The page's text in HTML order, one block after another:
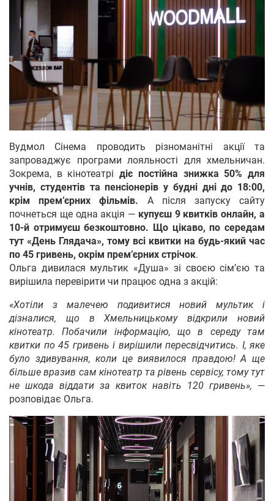
Вудмол Сінема проводить різноманітні акції та
запроваджує програми лояльності для хмельничан.
Зокрема, в кінотеатрідіє постійна знижка 50% для
учнів, студентів та пенсіонерів у будні дні до 18:00,
крім прем’єрних фільмів. А після запуску сайту
почнеться ще одна акція — купуєш 9 квитків онлайн, а
10-й отримуєш безкоштовно. Що цікаво, по середам
тут «День Глядача», тому всі квитки на будь-який час
по 45 гривень, окрім прем’єрних стрічок.
Ольга дивилася мультик «Душа» зі своєю сім’єю та
вирішила перевірити чи працює одна з акцій:
«Хотіли з малечею подивитися новий мультик і
дізналися, що в Хмельницькому відкрили новий
кінотеатр. Побачили інформацію, що в середу там
квитки по 45 гривень і вирішили пересвідчитись. І, яке
було здивування, коли це виявилося правдою! А ще
більше вразив сам кінотеатр та рівень сервісу, тому тут
не шкода віддати за квиток навіть 120 гривень», —
розповідає Ольга.